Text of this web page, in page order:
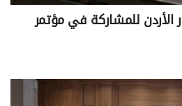
الأردن للمشاركة في مؤتمر